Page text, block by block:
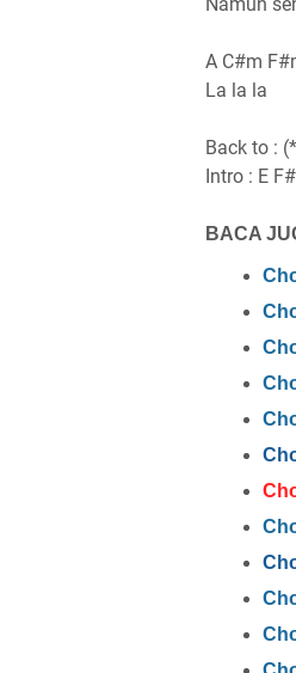
A C#m
La la la
Back to :
Intro : E
BACA